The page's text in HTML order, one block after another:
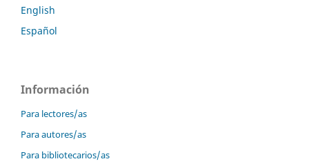
English
Español
Información
Para lectores/as
Para autores/as
Para bibliotecarios/as